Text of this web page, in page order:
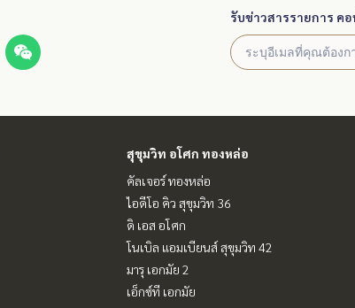
รับข่าวสารรายการ ค
สุขุมวิท อโศก ทองหล่อ
คัลเจอร์ ทองหล่อ
ไอดีโอ คิว สุขุมวิท 36
ดิ เอส อโศก
โนเบิล แอมเบียนส์ สุขุมวิท 42
มารุ เอกมัย 2
เอ็กซ์ที เอกมัย